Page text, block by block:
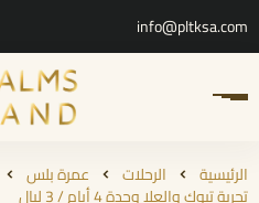
info@pltksa.com
الرئيسية الرحلات عمرة بلس
تجربة تبوك والعلا وجدة 4 أيام / 3 ليالٍ